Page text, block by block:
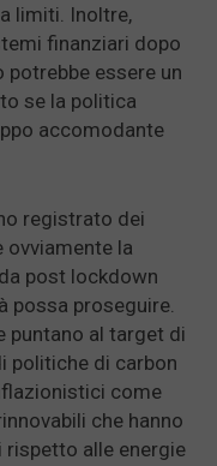
limiti. Inoltre,
finanziari dopo
essere un
se la politica
accomodante
registrato dei
ovviamente la
post lockdown
possa proseguire.
puntano al target di
politiche di carbon
come
che hanno
rispetto alle energie